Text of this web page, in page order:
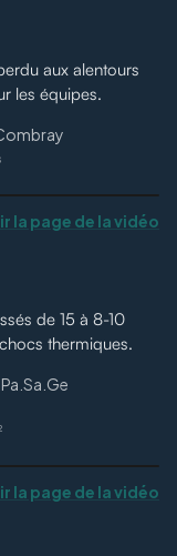
aux alentours
les équipes.
la page de la vidéo
de 15 à 8-10
thermiques.
Pa.Sa.Ge
la page de la vidéo